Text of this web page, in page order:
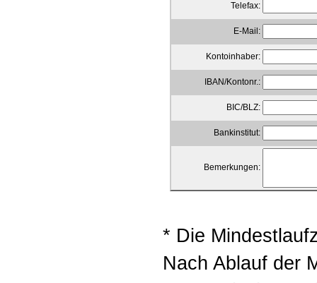
Telefax:
E-Mail:
Kontoinhaber:
IBAN/Kontonr.:
BIC/BLZ:
Bankinstitut:
Bemerkungen:
* Die
Nach Ablauf der